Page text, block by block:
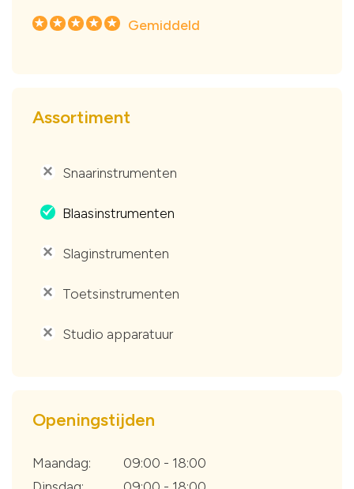
R R R R R Gemiddeld
Assortiment
' Snaarinstrumenten
. Blaasinstrumenten
' Slaginstrumenten
' Toetsinstrumenten
' Studio apparatuur
Openingstijden
Maandag:
09:00 - 18:00